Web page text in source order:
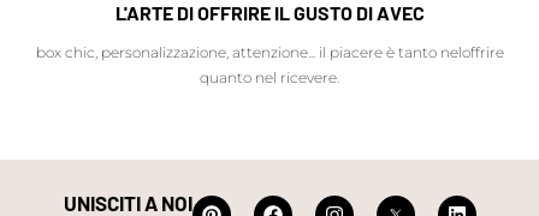
L'ARTE DI OFFRIRE IL GUSTO DI AVEC
box chic, personalizzazione, attenzione... il piacere è tanto neloffrire
quanto nel ricevere.
UNISCITI A NOI